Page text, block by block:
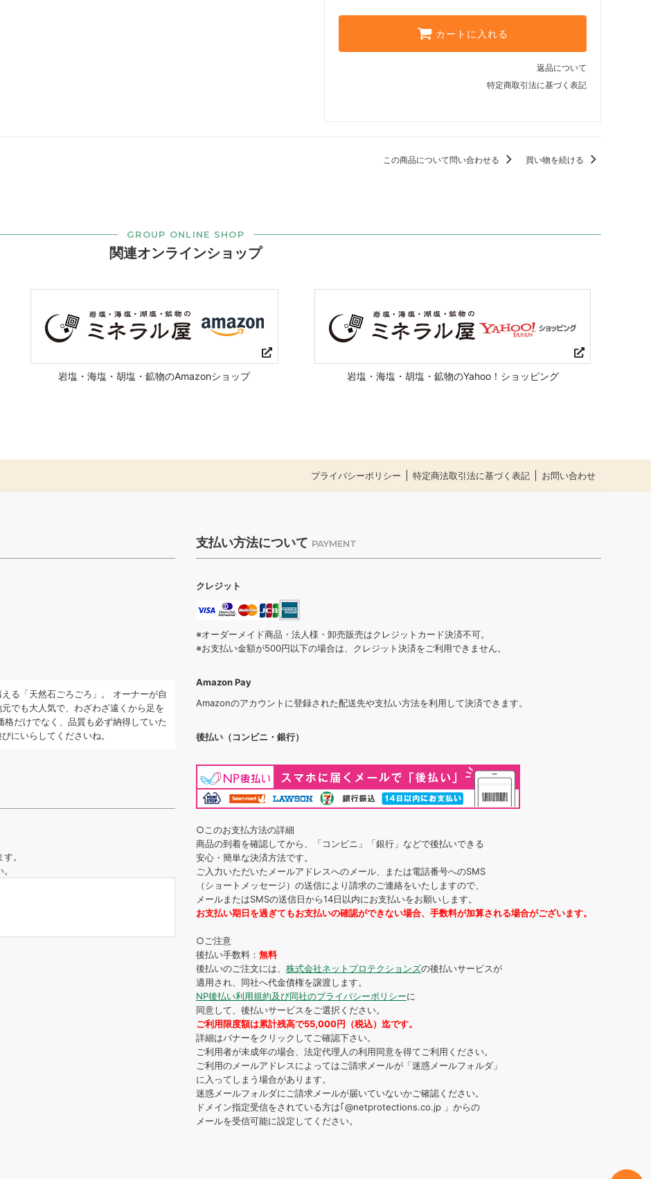
カートに入れる
返品について
特定商取引法に基づく表記
この商品について問い合わせる 買い物を続ける
GROUP ONLINE SHOP
関連オンラインショップ
岩塩・海塩・胡塩・鉱物のAmazonショップ 岩塩・海塩・胡塩・鉱物のYahoo！ショッピング
プライバシーポリシー 特定商法取引法に基づく表記 お問い合わせ
る「天然石ごろごろ」。 オーナーが自
でも大人気で、わざわざ遠くから足を
だけでなく、品質も必ず納得していた
にいらしてくださいね。
。
支払い方法について PAYMENT
クレジット
※オーダーメイド商品・法人様・卸売販売はクレジットカード決済不可。
※お支払い金額が500円以下の場合は、クレジット決済をご利用できません。
Amazon Pay
Amazonのアカウントに登録された配送先や支払い方法を利用して決済できます。
後払い（コンビニ・銀行）
○このお支払方法の詳細
商品の到着を確認してから、「コンビニ」「銀行」などで後払いできる
安心・簡単な決済方法です。
ご入力いただいたメールアドレスへのメール、または電話番号へのSMS
（ショートメッセージ）の送信により請求のご連絡をいたしますので、
メールまたはSMSの送信日から14日以内にお支払いをお願いします。
お支払い期日を過ぎてもお支払いの確認ができない場合、手数料が加算される場合がございます。
○ご注意
後払い手数料： 無料
後払いのご注文には、 株式会社ネットプロテクションズの後払いサービスが
適用され、同社へ代金債権を譲渡します。
NP後払い利用規約及び同社のプライバシーポリシーに
同意して、後払いサービスをご選択ください。
ご利用限度額は累計残高で55,000円（税込）迄です。
詳細はバナーをクリックしてご確認下さい。
ご利用者が未成年の場合、法定代理人の利用同意を得てご利用ください。
ご利用のメールアドレスによってはご請求メールが「迷惑メールフォルダ」
に入ってしまう場合があります。
迷惑メールフォルダにご請求メールが届いていないかご確認ください。
ドメイン指定受信をされている方は｢@netprotections.co.jp 」からの
メールを受信可能に設定してください。